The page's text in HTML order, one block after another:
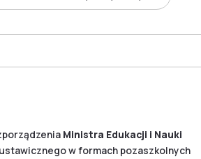
Ministra Edukacji i Nauki
w formach pozaszkolnych